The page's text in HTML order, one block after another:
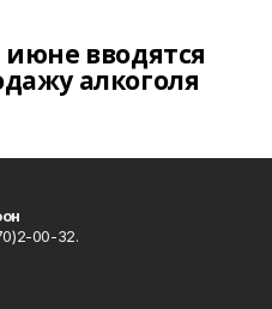
вводятся
алкоголя
00-32.